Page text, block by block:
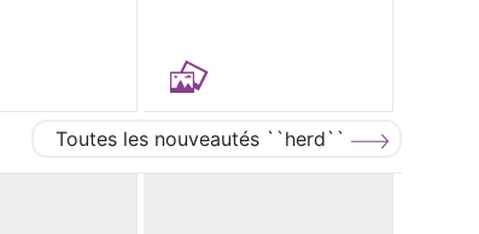
Toutes les nouveautés ``herd``